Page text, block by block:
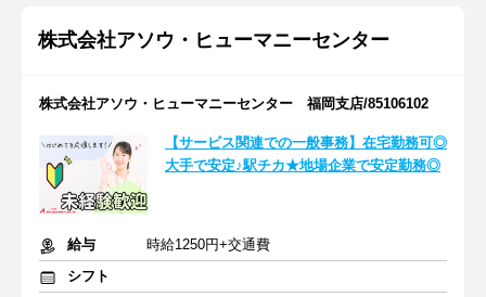
株式会社アソウ・ヒューマニーセンター
株式会社アソウ・ヒューマニーセンター 福岡支店/85106102
【サービス関連での一般事務】在宅勤務可◎
大手で安定♪駅チカ★地場企業で安定勤務◎
給与
時給1250円+交通費
シフト